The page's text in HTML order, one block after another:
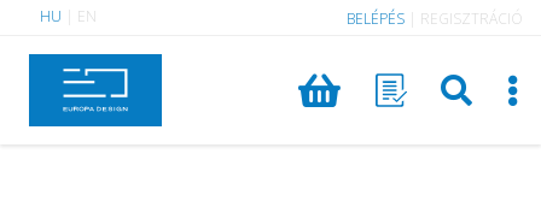
HU EN BELÉPÉS REGISZTRÁCIÓ